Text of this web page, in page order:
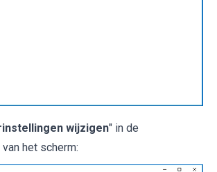
wijzigen" in de
het scherm: